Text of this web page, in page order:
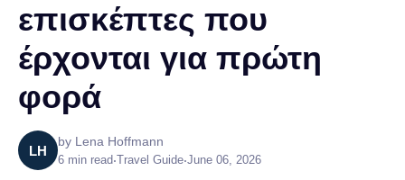
επισκέπτες που
έρχονται για πρώτη
φορά
LH
by Lena Hoffmann
6 min read•Travel Guide•June 06, 2026